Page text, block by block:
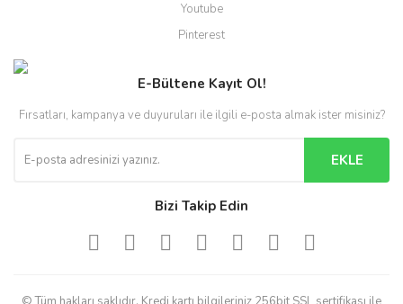
Youtube
Pinterest
E-Bültene Kayıt Ol!
Fırsatları, kampanya ve duyuruları ile ilgili e-posta almak ister misiniz?
EKLE
Bizi Takip Edin